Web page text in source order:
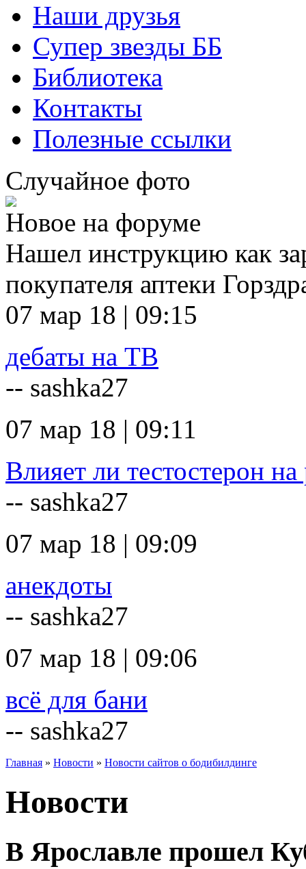
Наши друзья
Супер звезды ББ
Библиотека
Контакты
Полезные ссылки
Случайное фото
Новое на форуме
Нашел инструкцию как
покупателя аптеки
07 мар 18 | 09:15
дебаты на ТВ
-- sashka27
07 мар 18 | 09:11
Влияет ли тестостерон на
-- sashka27
07 мар 18 | 09:09
анекдоты
-- sashka27
07 мар 18 | 09:06
всё для бани
-- sashka27
Главная » Новости » Новости сайтов о бодибилдинге
Новости
В Ярославле прошел